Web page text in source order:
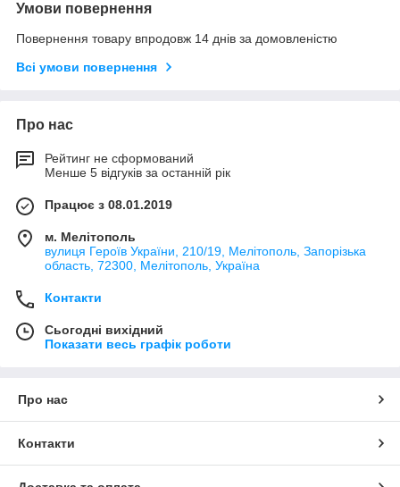
Умови повернення
Повернення товару впродовж 14 днів за домовленістю
Всі умови повернення
Про нас
Рейтинг не сформований
Менше 5 відгуків за останній рік
Працює з 08.01.2019
м. Мелітополь
вулиця Героїв України, 210/19, Мелітополь, Запорізька
область, 72300, Мелітополь, Україна
Контакти
Сьогодні вихідний
Показати весь графік роботи
Про нас
Контакти